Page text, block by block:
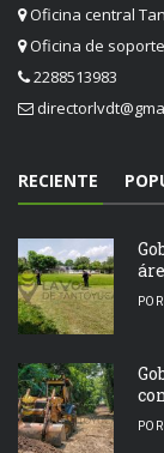
Oficina central
Oficina de
2288513983
RECIENTE
POR
POR